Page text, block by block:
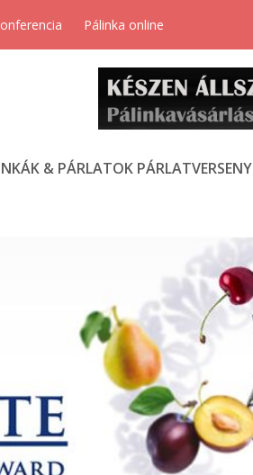
Pálinka online
& PÁRLATOK PÁRLATVERSENY